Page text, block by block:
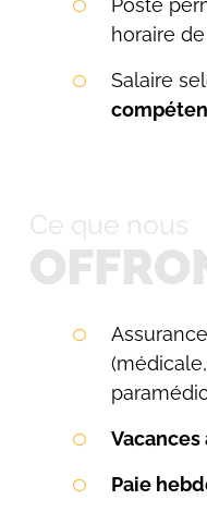
Poste
horaire
Salaire
Ce que nous
Paie